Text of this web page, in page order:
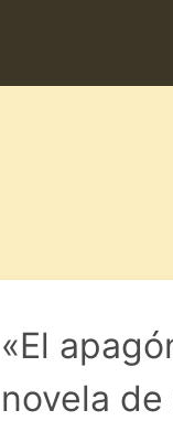
«El
novela